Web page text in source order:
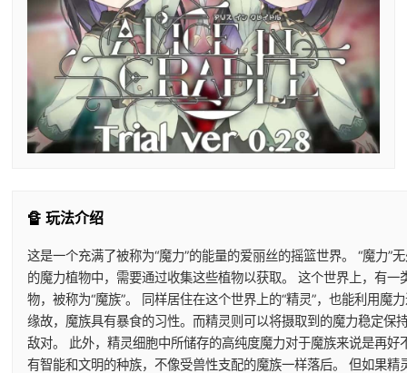
🔏 玩法介绍
这是一个充满了被称为“魔力”的能量的爱丽丝的摇篮世界。 “魔力
的魔力植物中，需要通过收集这些植物以获取。 这个世界上，有
物，被称为“魔族”。 同样居住在这个世界上的“精灵”，也能利用
缘故，魔族具有暴食的习性。而精灵则可以将摄取到的魔力稳定
敌对。 此外，精灵细胞中所储存的高纯度魔力对于魔族来说是再
有智能和文明的种族，不像受兽性支配的魔族一样落后。 但如果